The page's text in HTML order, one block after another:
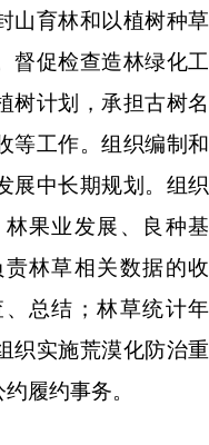
山育林和以植树种草
督促检查造林绿化工
树计划 ， 承担古树名
等工作。组织编制和
展中长期规划。组织
果业发展、良种基
责林草相关数据的收
总结 ； 林草统计年
织实施荒漠化防治重
约履约事务。